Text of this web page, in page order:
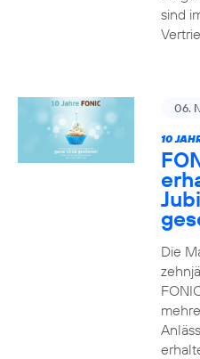
sind
06.
10
Die